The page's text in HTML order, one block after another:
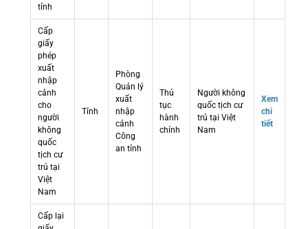
tỉnh
Cấp
giấy
phép
xuất
nhập
cảnh
cho
người
không
quốc
tịch cư
trú tại
Việt
Nam
Tỉnh
Phòng
Quản lý
xuất
nhập
cảnh
Công
an tỉnh
Thủ
tục
hành
chính
Người không
quốc tịch cư
trú tại Việt
Nam
Xem
chi
tiết
Cấp lại